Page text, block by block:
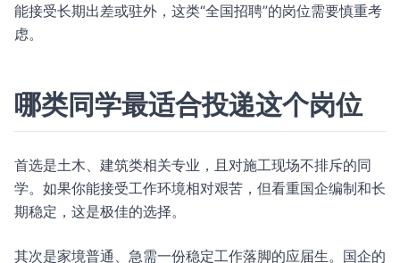
能接受长期出差或驻外，这类“全国招聘”的岗位需要慎重考
虑。
哪类同学最适合投递这个岗位
首选是土木、建筑类相关专业，且对施工现场不排斥的同
学。如果你能接受工作环境相对艰苦，但看重国企编制和长
期稳定，这是极佳的选择。
其次是家境普通、急需一份稳定工作落脚的应届生。国企的